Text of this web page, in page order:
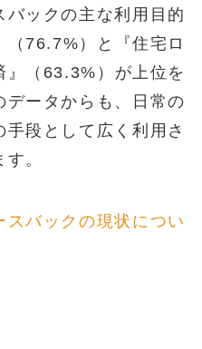
バックの主な利用目的
（76.7%）と『住宅ロ
』（63.3%）が上位を
データからも、日常の
段として広く利用さ
。
スバックの現状につい